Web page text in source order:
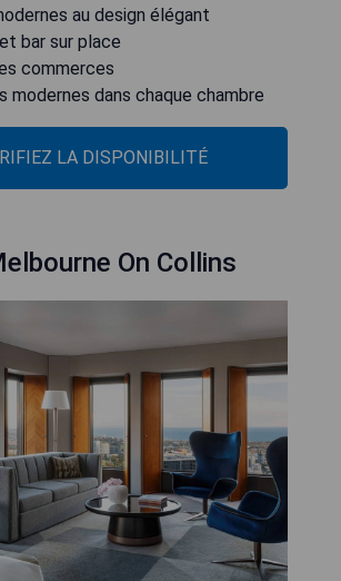
au design élégant
bar sur place
commerces
modernes dans chaque chambre
LA DISPONIBILITÉ
On Collins